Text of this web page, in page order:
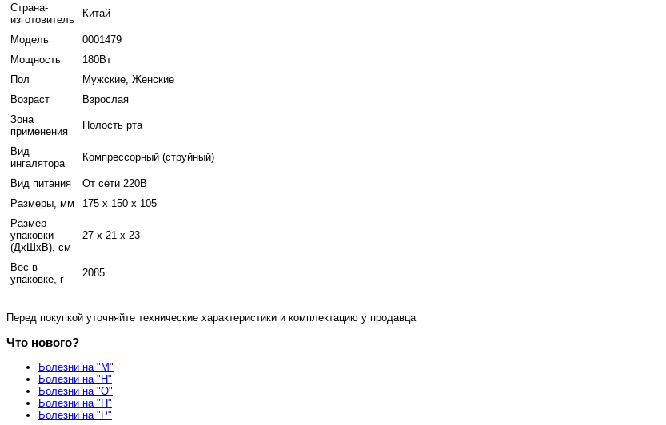
Страна-
изготовитель
Китай
Модель
0001479
Мощность
180Вт
Пол
Мужские, Женские
Возраст
Взрослая
Зона
применения
Полость рта
Вид
ингалятора
Компрессорный (струйный)
Вид питания
От сети 220В
Размеры, мм
175 х 150 х 105
Размер
упаковки
(ДхШхВ), см
27 x 21 x 23
Вес в
упаковке, г
2085
Перед покупкой уточняйте технические характеристики и комплектацию у продавца
Что нового?
Болезни на "М"
Болезни на "Н"
Болезни на "О"
Болезни на "П"
Болезни на "Р"